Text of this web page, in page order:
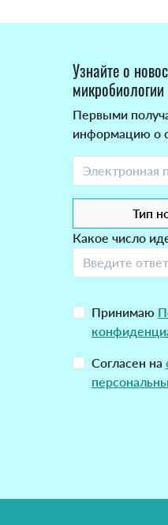
Узнайте о
микробиологии
Первыми
информацию о
Тип
Какое число
Принимаю
Согласен на